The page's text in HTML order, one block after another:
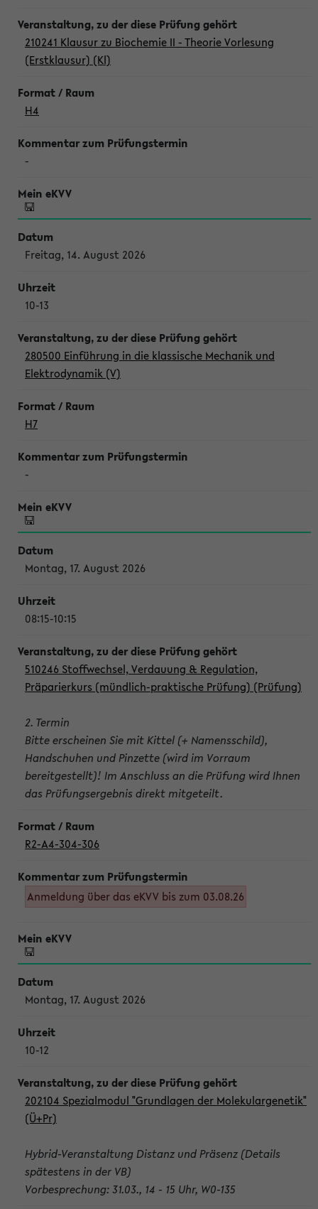
210241 Klausur zu Biochemie II - Theorie Vorlesung
(Erstklausur) (Kl)
H4
-
Freitag, 14. August 2026
10-13
280500 Einführung in die klassische Mechanik und
Elektrodynamik (V)
H7
-
Montag, 17. August 2026
08:15-10:15
510246 Stoffwechsel, Verdauung & Regulation,
Präparierkurs (mündlich-praktische Prüfung) (Prüfung)
2. Termin
Bitte erscheinen Sie mit Kittel (+ Namensschild),
Handschuhen und Pinzette (wird im Vorraum
bereitgestellt)! Im Anschluss an die Prüfung wird Ihnen
das Prüfungsergebnis direkt mitgeteilt.
R2-A4-304-306
Anmeldung über das eKVV bis zum 03.08.26
Montag, 17. August 2026
10-12
202104 Spezialmodul "Grundlagen der Molekulargenetik"
(Ü+Pr)
Hybrid-Veranstaltung Distanz und Präsenz (Details
spätestens in der VB)
Vorbesprechung: 31.03., 14 - 15 Uhr, W0-135